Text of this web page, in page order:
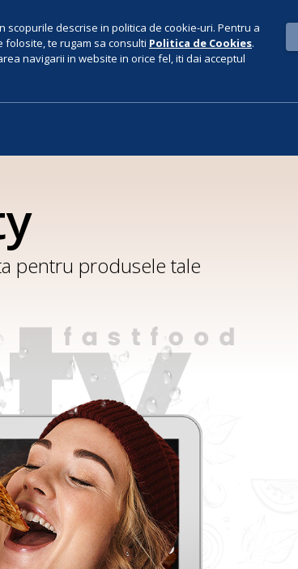
descrise in politica de cookie-uri. Pentru a
te rugam sa consulti Politica de Cookies.
navigarii in website in orice fel, iti dai acceptul
pentru produsele tale